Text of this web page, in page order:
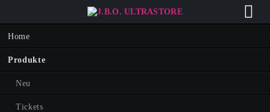
Home
Produkte
Neu
Tickets